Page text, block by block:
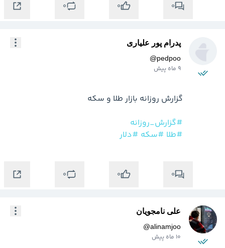
0
0
0
پدرام پور علیاری
@pedpoo
9 ماه پیش
#گزارش_روزانه
#طلا #سکه #دلار
0
0
0
علی نامجویان
@alinamjoo
10 ماه پیش